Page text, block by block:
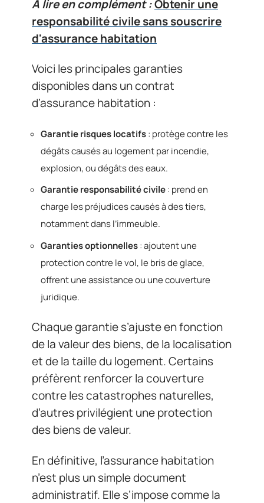
A lire en complément :Obtenir une
responsabilité civile sans souscrire
d'assurance habitation
Voici les principales garanties
disponibles dans un contrat
d’assurance habitation :
Garantie risques locatifs: protège contre les
dégâts causés au logement par incendie,
explosion, ou dégâts des eaux.
Garantie responsabilité civile: prend en
charge les préjudices causés à des tiers,
notamment dans l’immeuble.
Garanties optionnelles: ajoutent une
protection contre le vol, le bris de glace,
offrent une assistance ou une couverture
juridique.
Chaque garantie s’ajuste en fonction
de la valeur des biens, de la localisation
et de la taille du logement. Certains
préfèrent renforcer la couverture
contre les catastrophes naturelles,
d’autres privilégient une protection
des biens de valeur.
En définitive, l’assurance habitation
n’est plus un simple document
administratif. Elle s’impose comme la